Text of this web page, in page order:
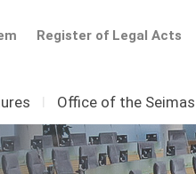
Register of Legal Acts
I Office of the Seimas